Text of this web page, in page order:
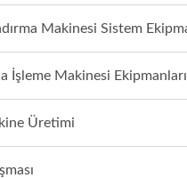
Makinesi Sistem
İşleme Makinesi Ekipmanları
Üretimi